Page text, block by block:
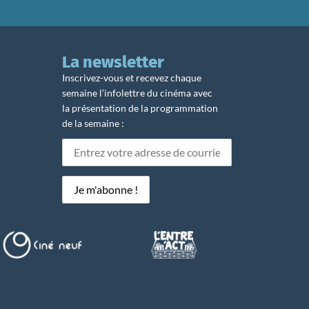
La newsletter
Inscrivez-vous et recevez chaque
semaine l’infolettre du cinéma avec
la présentation de la programmation
de la semaine :